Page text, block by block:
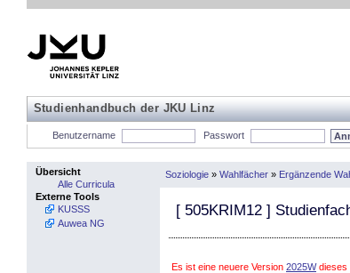
Studienhandbuch der JKU Linz
Benutzername Passwort
Übersicht
Alle Curricula
Externe Tools
KUSSS
Auwea NG
Soziologie » Wahlfächer » Ergänzende
[ 505KRIM12 ]
Es ist eine neuere Version 2025Wdieses